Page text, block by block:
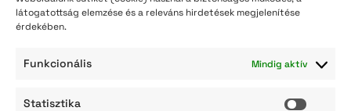
látogatottság elemzése és a releváns hirdetések megjelenítése
érdekében.
Funkcionális Mindig aktív
Statisztika
2026. július
2026. június